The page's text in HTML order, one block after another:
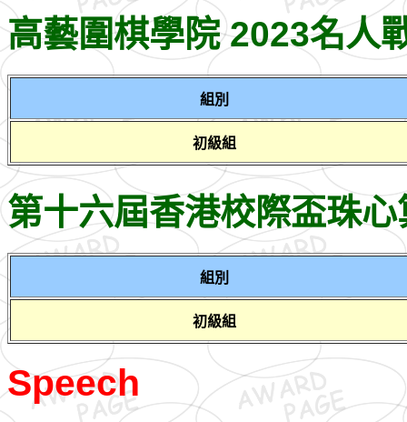
高藝圍棋學院 2023名人
組別
初級組
第十六屆香港校際盃珠心
組別
初級組
Speech